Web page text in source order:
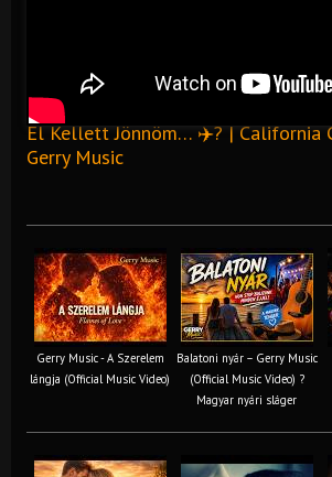
El Kellett Jönnöm… ✈️? | California
Gerry Music
Gerry Music - A Szerelem
lángja (Official Music Video)
Balatoni nyár – Gerry Music
(Official Music Video) ?
Magyar nyári sláger